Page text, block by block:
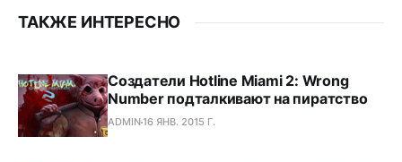
ТАКЖЕ ИНТЕРЕСНО
Создатели Hotline Miami 2: Wrong
Number подталкивают на пиратство
ADMIN16 ЯНВ. 2015 Г.